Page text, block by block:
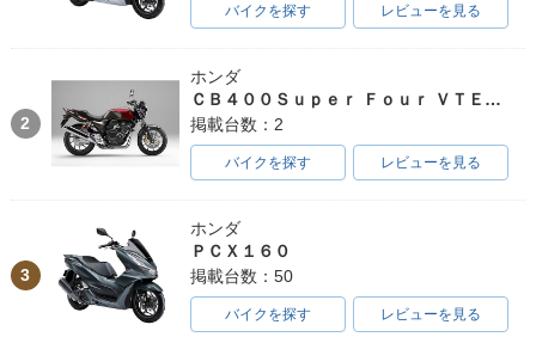
バイクを探す レビューを見る
2
ホンダ
ＣＢ４００Ｓｕｐｅｒ Ｆｏｕｒ ＶＴＥＣ ＳＰＥＣ３
掲載台数：2
バイクを探す レビューを見る
3
ホンダ
ＰＣＸ１６０
掲載台数：50
バイクを探す レビューを見る